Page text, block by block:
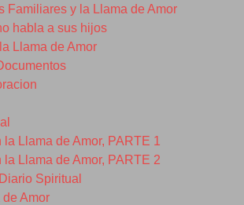
Familiares y la Llama de Amor
habla a sus hijos
Llama de Amor
la Llama de Amor, PARTE 1
la Llama de Amor, PARTE 2
Spiritual
Amor